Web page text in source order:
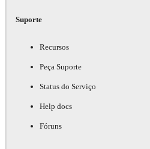
Suporte
Recursos
Peça Suporte
Status do Serviço
Help docs
Fóruns